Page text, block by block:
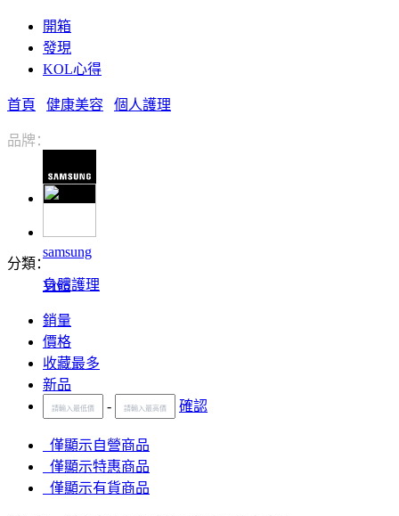
開箱
發現
KOL心得
首頁 健康美容 個人護理
品牌：
samsung
Vivo
分類：
身體護理
銷量
價格
收藏最多
新品
-
確認
僅顯示自營商品
僅顯示特惠商品
僅顯示有貨商品